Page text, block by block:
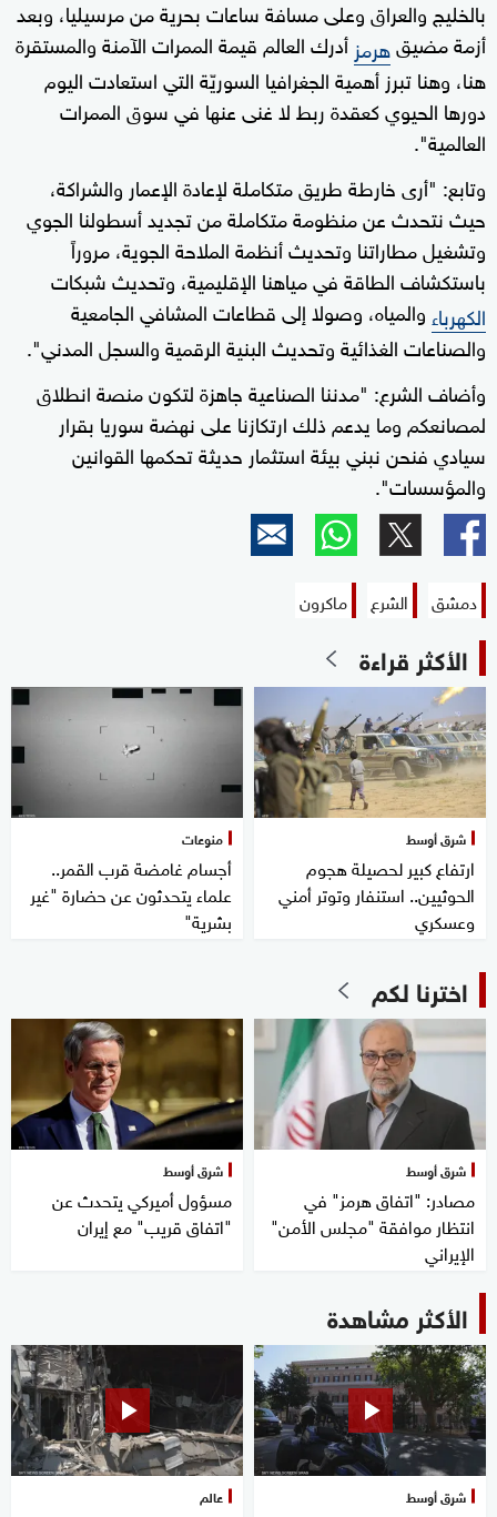
بالخليج والعراق وعلى مسافة ساعات بحرية من مرسيليا، وبعد
أزمة مضيقهرمز أدرك العالم قيمة الممرات الآمنة والمستقرة
هنا، وهنا تبرز أهمية الجغرافيا السوريّة التي استعادت اليوم
دورها الحيوي كعقدة ربط لا غنى عنها في سوق الممرات
العالمية".
وتابع: "أرى خارطة طريق متكاملة لإعادة الإعمار والشراكة،
حيث نتحدث عن منظومة متكاملة من تجديد أسطولنا الجوي
وتشغيل مطاراتنا وتحديث أنظمة الملاحة الجوية، مروراً
باستكشاف الطاقة في مياهنا الإقليمية، وتحديث شبكات
الكهرباءوالمياه، وصولا إلى قطاعات المشافي الجامعية
والصناعات الغذائية وتحديث البنية الرقمية والسجل المدني".
وأضاف الشرع: "مدننا الصناعية جاهزة لتكون منصة انطلاق
لمصانعكم وما يدعم ذلك ارتكازنا على نهضة سوريا بقرار
سيادي فنحن نبني بيئة استثمار حديثة تحكمها القوانين
والمؤسسات".
دمشق الشرع ماكرون
الأكثر قراءة
شرق أوسط
ارتفاع كبير لحصيلة هجوم
الحوثيين.. استنفار وتوتر أمني
وعسكري
منوعات
أجسام غامضة قرب القمر..
علماء يتحدثون عن حضارة "غير
بشرية"
اخترنا لكم
شرق أوسط
مصادر: "اتفاق هرمز" في
انتظار موافقة "مجلس الأمن"
الإيراني
شرق أوسط
مسؤول أميركي يتحدث عن
"اتفاق قريب" مع إيران
الأكثر مشاهدة
شرق أوسط عالم